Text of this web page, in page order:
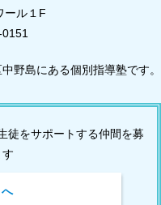
ール１F
野島にある個別指導塾です。
徒をサポートする仲間を募